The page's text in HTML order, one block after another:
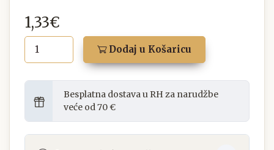
1,33€
Dodaj u Košaricu
Besplatna dostava u RH za narudžbe
veće od 70 €